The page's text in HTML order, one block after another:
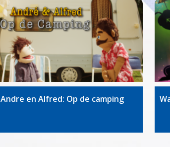
Andre en Alfred: Op de camping